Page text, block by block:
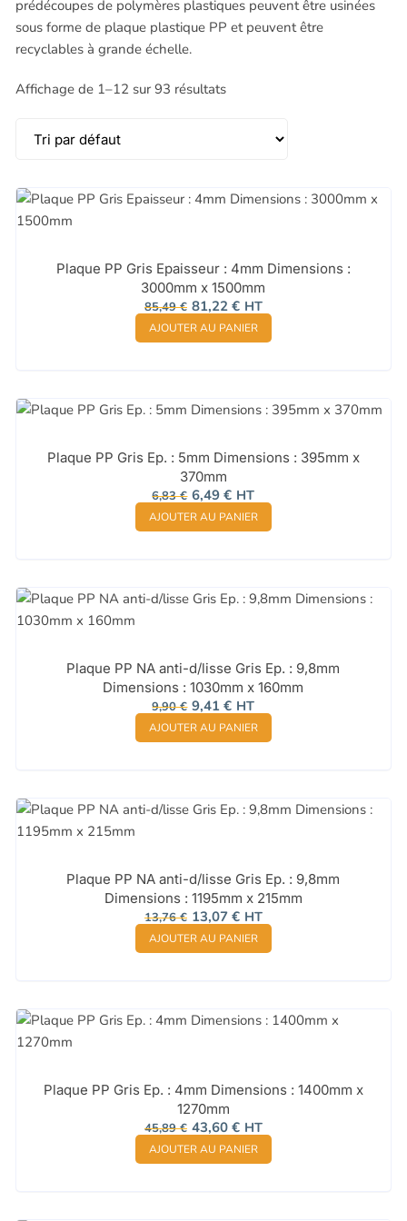
prédécoupes de polymères plastiques peuvent être usinées
sous forme de plaque plastique PP et peuvent être
recyclables à grande échelle.
Affichage de 1–12 sur 93 résultats
Plaque PP Gris Epaisseur : 4mm Dimensions :
3000mm x 1500mm
85,49€ Le
prix
initial
était :
81,22 €Le
prix
actuel
est :
HT
AJOUTER AU PANIER
Plaque PP Gris Ep. : 5mm Dimensions : 395mm x
370mm
6,83€ Le
prix
initial
était :
6,49€Le
prix
actuel
est :
HT
AJOUTER AU PANIER
Plaque PP NA anti-d/lisse Gris Ep. : 9,8mm
Dimensions : 1030mm x 160mm
9,90€ Le
prix
initial
était :
9,41€Le
prix
actuel
est :
HT
AJOUTER AU PANIER
Plaque PP NA anti-d/lisse Gris Ep. : 9,8mm
Dimensions : 1195mm x 215mm
13,76€ Le
prix
initial
était :
13,07 €Le
prix
actuel
est :
HT
AJOUTER AU PANIER
Plaque PP Gris Ep. : 4mm Dimensions : 1400mm x
1270mm
45,89€ Le
prix
initial
était :
43,60 €Le
prix
actuel
est :
HT
AJOUTER AU PANIER
1700-1799 (2)
1800-1899 (1)
3000-3099 (1)